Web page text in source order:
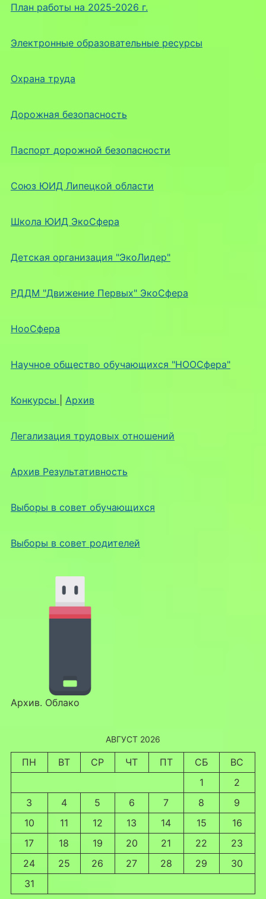
План работы на 2025-2026 г.
Электронные образовательные ресурсы
Охрана труда
Дорожная безопасность
Паспорт дорожной безопасности
Союз ЮИД Липецкой области
Школа ЮИД ЭкоСфера
Детская организация "ЭкоЛидер"
РДДМ "Движение Первых" ЭкоСфера
НооСфера
Научное общество обучающихся "НООСфера"
Конкурсы Архив
Легализация трудовых отношений
Архив Результативность
Выборы в совет обучающихся
Выборы в совет родителей
Архив. Облако
АВГУСТ 2026
ПН ВТ СР ЧТ ПТ СБ
ВС
1
2
3
4 5 6 7 8
9
10
11 12 13 14 15
16
17
18 19 20 21 22
23
24
25 26 27 28 29
30
31